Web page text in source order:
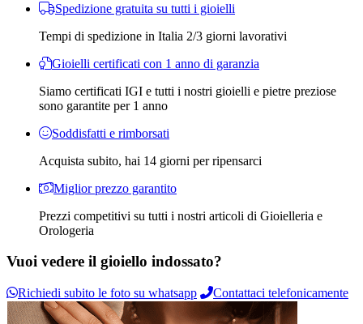
Spedizione gratuita su tutti i gioielli
Tempi di spedizione in Italia 2/3 giorni lavorativi
Gioielli certificati con 1 anno di garanzia
Siamo certificati IGI e tutti i nostri gioielli e pietre preziose
sono garantite per 1 anno
Soddisfatti e rimborsati
Acquista subito, hai 14 giorni per ripensarci
Miglior prezzo garantito
Prezzi competitivi su tutti i nostri articoli di Gioielleria e
Orologeria
Vuoi vedere il gioiello indossato?
Richiedi subito le foto su whatsapp Contattaci telefonicamente